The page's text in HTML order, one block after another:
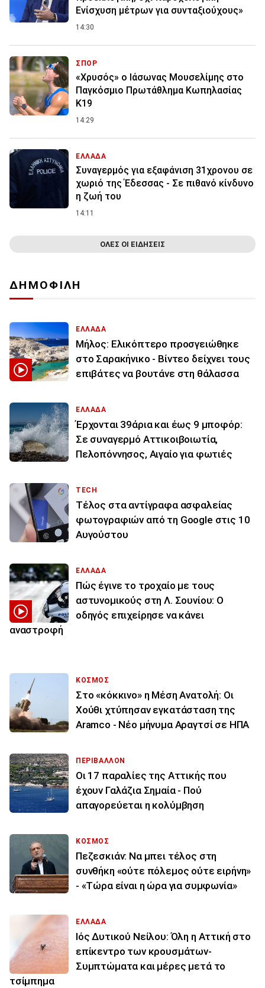
Ενίσχυση μέτρων για συνταξιούχους»
14:30
ΣΠΟΡ
«Χρυσός» ο Ιάσωνας Μουσελίμης στο
Παγκόσμιο Πρωτάθλημα Κωπηλασίας
Κ19
14:29
ΕΛΛΑΔΑ
Συναγερμός για εξαφάνιση 31χρονου σε
χωριό της Έδεσσας - Σε πιθανό κίνδυνο
η ζωή του
14:11
ΟΛΕΣ ΟΙ ΕΙΔΗΣΕΙΣ
ΔΗΜΟΦΙΛΗ
ΕΛΛΑΔΑ
Μήλος: Ελικόπτερο προσγειώθηκε
στο Σαρακήνικο - Βίντεο δείχνει τους
επιβάτες να βουτάνε στη θάλασσα
ΕΛΛΑΔΑ
Έρχονται 39άρια και έως 9 μποφόρ:
Σε συναγερμό Αττικοιβοιωτία,
Πελοπόννησος, Αιγαίο για φωτιές
TECH
Τέλος στα αντίγραφα ασφαλείας
φωτογραφιών από τη Google στις 10
Αυγούστου
ΕΛΛΑΔΑ
Πώς έγινε το τροχαίο με τους
αστυνομικούς στη Λ. Σουνίου: Ο
οδηγός επιχείρησε να κάνει
αναστροφή
ΚΟΣΜΟΣ
Στο «κόκκινο» η Μέση Ανατολή: Οι
Χούθι χτύπησαν εγκατάσταση της
Aramco - Νέο μήνυμα Αραγτσί σε ΗΠΑ
ΠΕΡΙΒΑΛΛΟΝ
Οι 17 παραλίες της Αττικής που
έχουν Γαλάζια Σημαία - Πού
απαγορεύεται η κολύμβηση
ΚΟΣΜΟΣ
Πεζεσκιάν: Να μπει τέλος στη
συνθήκη «ούτε πόλεμος ούτε ειρήνη»
- «Τώρα είναι η ώρα για συμφωνία»
ΕΛΛΑΔΑ
Ιός Δυτικού Νείλου: Όλη η Αττική στο
επίκεντρο των κρουσμάτων-
Συμπτώματα και μέρες μετά το
τσίμπημα